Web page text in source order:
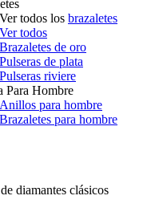
Ver todos los brazaletes
Ver todos
Brazaletes de oro
Pulseras de plata
Pulseras riviere
Para Hombre
Anillos para hombre
Brazaletes para hombre
diamantes clásicos